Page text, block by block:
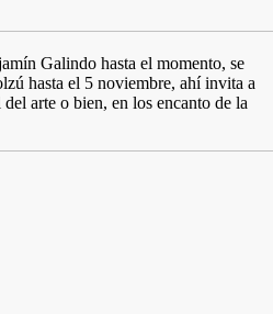
Galindo hasta el momento, se
hasta el 5 noviembre, ahí invita a
arte o bien, en los encanto de la